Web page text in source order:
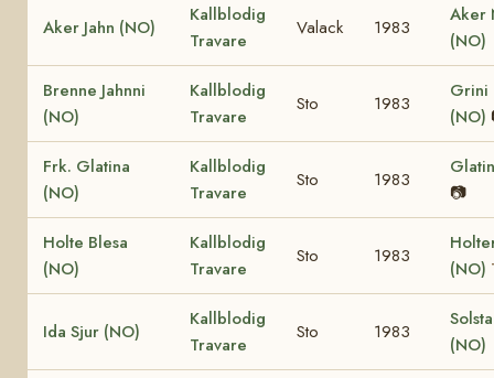
Aker Jahn (NO)
Kallblodig
Travare
Valack 1983
Aker
(NO)
Brenne Jahnni
(NO)
Kallblodig
Travare
Sto 1983
Grini
(NO)
Frk. Glatina
(NO)
Kallblodig
Travare
Sto 1983
📷
Holte Blesa
(NO)
Kallblodig
Travare
Sto 1983
(NO)
Ida Sjur (NO)
Kallblodig
Travare
Sto 1983
(NO)